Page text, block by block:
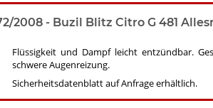
2008 - Buzil Blitz Citro G 481
Flüssigkeit und Dampf leicht entzündbar.
schwere Augenreizung.
Sicherheitsdatenblatt auf Anfrage erhältlich.